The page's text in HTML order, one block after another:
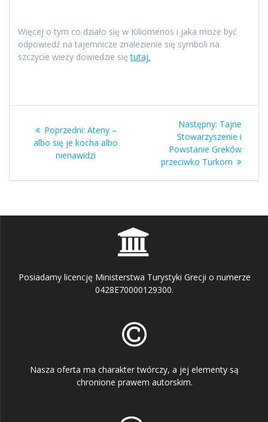
Więcej o tym co działo się w Kiliomenos i jaka może być
odpowiedź na tajemnicze znalezienie się symboli na
szczycie wieży dowiedzie siętutaj.
wpisu
Poprzedni: Poprzedni
wpis:
Ateny –
albo się je kocha albo
nienawidzi
Następny: Następny
wpis:
Tajne
Stowarzyszenie i
Powstanie Greków
przeciwko Turkom
Posiadamy licencję Ministerstwa Turystyki Grecji o numerze
0428E70000129300.
Nasza oferta ma charakter twórczy, a jej elementy są
chronione prawem autorskim.